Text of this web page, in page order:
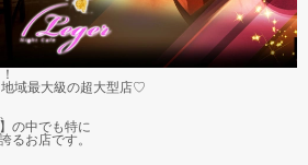
域最大級の超大型店♡
の中でも特に
るお店です。